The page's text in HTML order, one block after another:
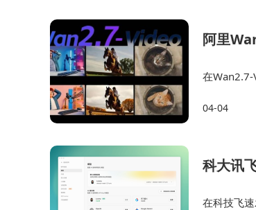
阿里
在Wan2.7-
头运动，
04-04
科大讯
在科技飞